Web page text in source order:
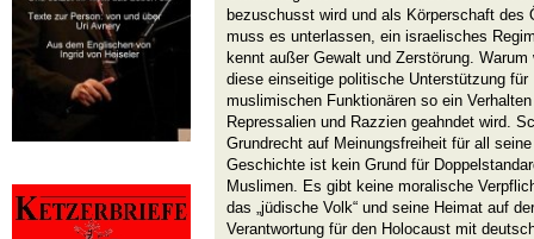
bezuschusst wird und als Körperschaft des
muss es unterlassen, ein israelisches
kennt außer Gewalt und Zerstörung.
diese einseitige politische Unterstützung für
muslimischen Funktionären so ein
Repressalien und Razzien geahndet wird.
Grundrecht auf Meinungsfreiheit für all
Geschichte ist kein Grund für
Muslimen. Es gibt keine moralische
das „jüdische Volk“ und seine Heimat auf
Verantwortung für den Holocaust mit